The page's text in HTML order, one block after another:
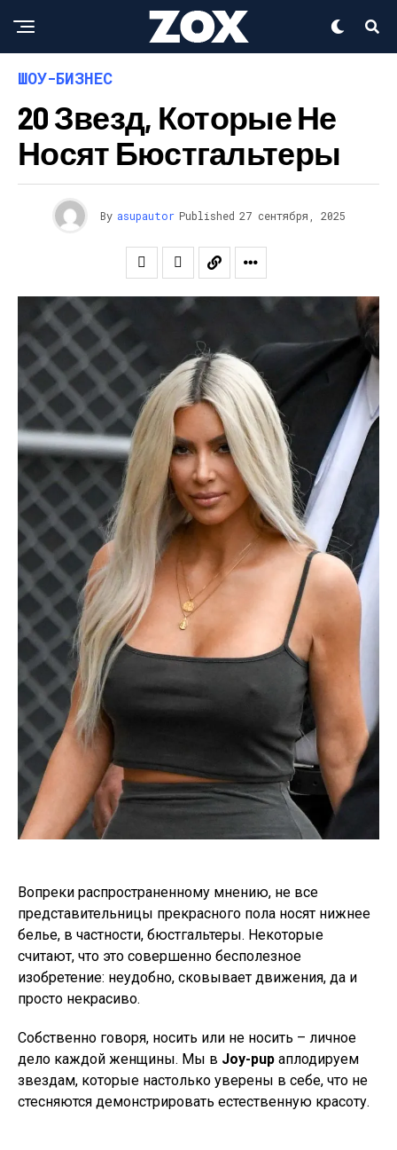
ШОУ-БИЗНЕС
20 Звезд, Которые Не
Носят Бюстгальтеры
By asupautor Published 27 сентября, 2025
Вопреки распространенному мнению, не все
представительницы прекрасного пола носят нижнее
белье, в частности, бюстгальтеры. Некоторые
считают, что это совершенно бесполезное
изобретение: неудобно, сковывает движения, да и
просто некрасиво.
Собственно говоря, носить или не носить – личное
дело каждой женщины. Мы в Joy-pup аплодируем
звездам, которые настолько уверены в себе, что не
стесняются демонстрировать естественную красоту.